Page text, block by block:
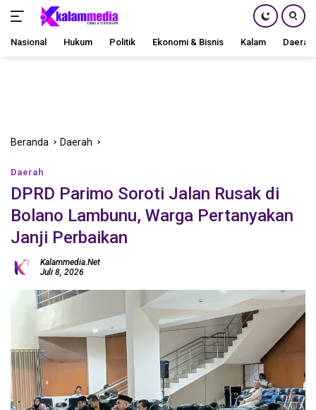
Nasional Hukum Politik Ekonomi & Bisnis Kalam Daerah
Beranda Daerah
Daerah
DPRD Parimo Soroti Jalan Rusak di
Bolano Lambunu, Warga Pertanyakan
Janji Perbaikan
Kalammedia.net
Juli 8, 2026